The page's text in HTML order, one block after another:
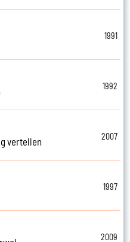
1991
1992
vertellen
2007
1997
2009